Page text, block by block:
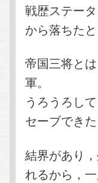
戦歴ステー
から落ちた
帝国三将と
軍。
うろうろし
セーブできた
結界があり
れるから，